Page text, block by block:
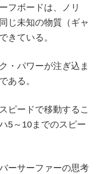
フボードは、ノリ
じ未知の物質（ギャ
きている。
・パワーが注ぎ込ま
ある。
ピードで移動するこ
5～10までのスピー
ーサーファーの思考